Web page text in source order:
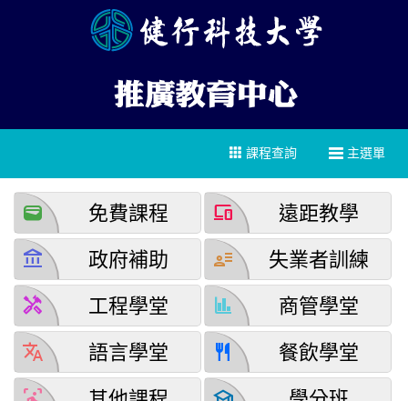
主選單
課程查詢
wallet 免費課程 devices 遠距教學
account_balance 政府補助 user_attributes 失業者訓練
handyman 工程學堂 finance 商管學堂
translate 語言學堂 restaurant 餐飲學堂